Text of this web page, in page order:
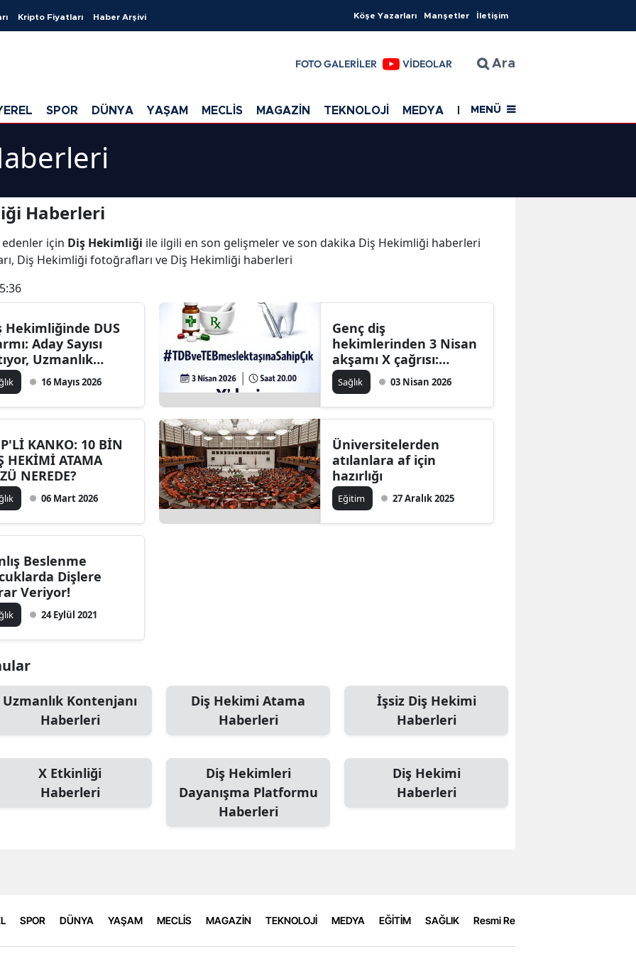
Kripto Fiyatları Haber Arşivi Köşe Yazarları Manşetler İletişim
FOTO GALERİLER VİDEOLAR Ara
SPOR DÜNYA YAŞAM MECLİS MAGAZİN TEKNOLOJİ MEDYA EĞİTİM SAĞLIK
MENÜ
Haberleri
için Diş Hekimliği ile ilgili en son gelişmeler ve son dakika Diş Hekimliği haberleri
Diş Hekimliği fotoğrafları ve Diş Hekimliği haberleri
Hekimliğinde DUS
Aday Sayısı
Uzmanlık
Yetersiz
16 Mayıs 2026
Genç diş
hekimlerinden 3 Nisan
akşamı X çağrısı:
Atama ve işsizlik
krizine dikkat
çekilecek
Sağlık 03 Nisan 2026
KANKO: 10 BİN
HEKİMİ ATAMA
NEREDE?
06 Mart 2026
Üniversitelerden
atılanlara af için
hazırlığı
Eğitim 27 Aralık 2025
Beslenme
Dişlere
Veriyor!
24 Eylül 2021
Uzmanlık Kontenjanı
Haberleri
Diş Hekimi Atama
Haberleri
İşsiz Diş Hekimi
Haberleri
X Etkinliği
Haberleri
Diş Hekimleri
Dayanışma Platformu
Haberleri
Diş Hekimi
Haberleri
SPOR DÜNYA YAŞAM MECLİS MAGAZİN TEKNOLOJİ MEDYA EĞİTİM SAĞLIK Resmi Reklamlar